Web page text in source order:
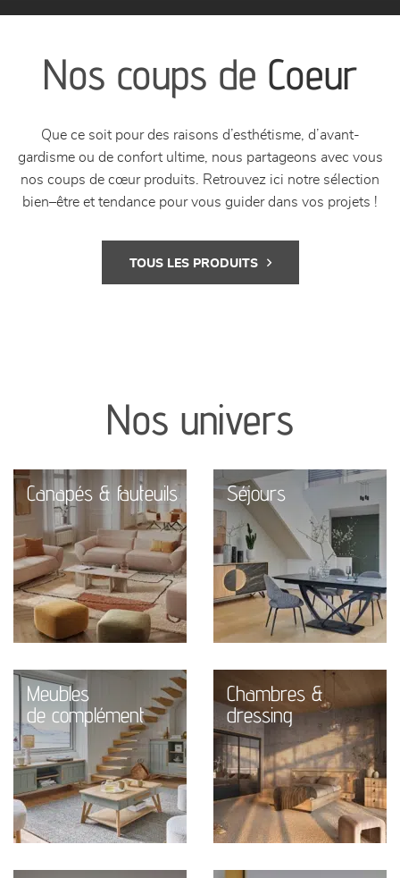
Nos coups de Coeur
Que ce soit pour des raisons d’esthétisme, d’avant-
gardisme ou de confort ultime, nous partageons avec vous
nos coups de cœur produits. Retrouvez ici notre sélection
Nos univers
Canapés & fauteuils Séjours
Meubles
de complément
Chambres &
dressing